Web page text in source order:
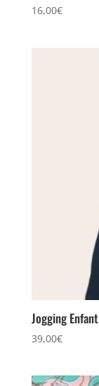
16,00€
Jogging Enfant
39,00€